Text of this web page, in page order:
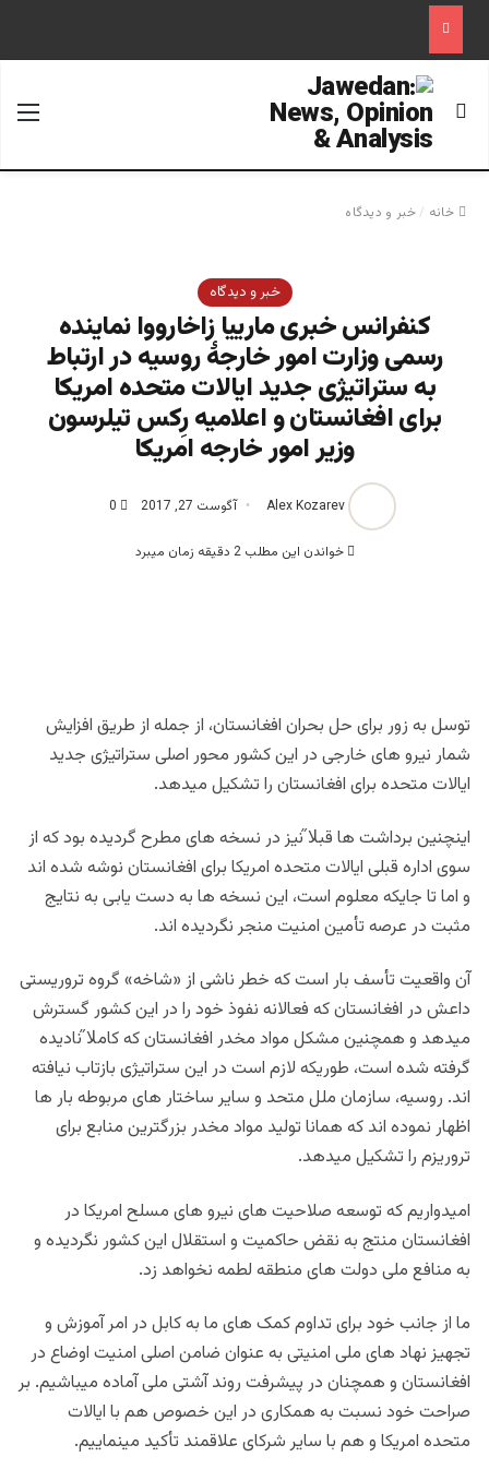
جستجو برای
خانه /خبر و دیدگاه
خبر و دیدگاه
کنفرانس خبری مارییا زاخارووا نماینده
رسمی وزارت امور خارجۀ روسیه در ارتباط
به ستراتیژی جدید ایالات متحده امریکا
برای افغانستان و اعلامیه رِکس تیلرسون
وزیر امور خارجه امریکا
Alex Kozarev آگوست 27, 2017 0
خواندن این مطلب 2 دقیقه زمان میبرد
توسل به زور برای حل بحران افغانستان، از جمله از طریق افزایش
شمار نیرو های خارجی در این کشور محور اصلی ستراتیژی جدید
ایالات متحده برای افغانستان را تشکیل میدهد.
اینچنین برداشت ها قبلا̋ نیز در نسخه های مطرح گردیده بود که از
سوی اداره قبلی ایالات متحده امریکا برای افغانستان نوشه شده اند
و اما تا جایکه معلوم است، این نسخه ها به دست یابی به نتایج
مثبت در عرصه تأمین امنیت منجر نگردیده اند.
آن واقعیت تأسف بار است که خطر ناشی از «شاخه» گروه تروریستی
داعش در افغانستان که فعالانه نفوذ خود را در این کشور گسترش
میدهد و همچنین مشکل مواد مخدر افغانستان که کاملا̋ نادیده
گرفته شده است، طوریکه لازم است در این ستراتیژی بازتاب نیافته
اند. روسیه، سازمان ملل متحد و سایر ساختار های مربوطه بار ها
اظهار نموده اند که همانا تولید مواد مخدر بزرگترین منابع برای
تروریزم را تشکیل میدهد.
امیدواریم که توسعه صلاحیت های نیرو های مسلح امریکا در
افغانستان منتج به نقض حاکمیت و استقلال این کشور نگردیده و
به منافع ملی دولت های منطقه لطمه نخواهد زد.
ما از جانب خود برای تداوم کمک های ما به کابل در امر آموزش و
تجهیز نهاد های ملی امنیتی به عنوان ضامن اصلی امنیت اوضاع در
افغانستان و همچنان در پیشرفت روند آشتی ملی آماده میباشیم. بر
صراحت خود نسبت به همکاری در این خصوص هم با ایالات
متحده امریکا و هم با سایر شرکای علاقمند تأکید مینماییم.